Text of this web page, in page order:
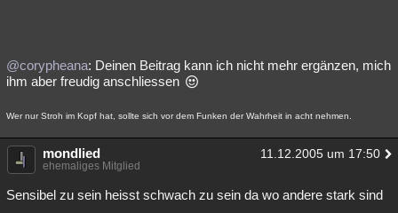
@corypheana: Deinen Beitrag kann ich nicht mehr ergänzen, mich
ihm aber freudig anschliessen
Wer nur Stroh im Kopf hat, sollte sich vor dem Funken der Wahrheit in acht nehmen.
mondlied 11.12.2005 um 17:50
ehemaliges Mitglied
Sensibel zu sein heisst schwach zu sein da wo andere stark sind